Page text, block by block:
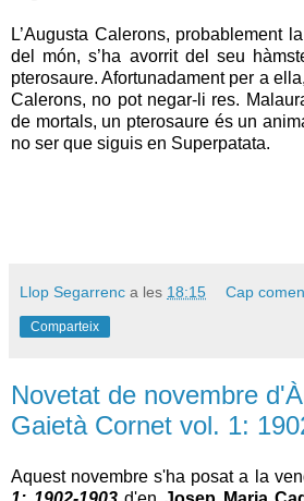
L’Augusta Calerons, probablement
del món, s’ha avorrit del seu
pterosaure. Afortunadament per a
Calerons, no pot negar-li res.
de mortals, un pterosaure és un
no ser que siguis en Superpatata.
Llop Segarrenc a les 18:15 Cap
Comparteix
Novetat de novembre
Gaietà Cornet vol. 1:
Aquest novembre s'ha posat a la